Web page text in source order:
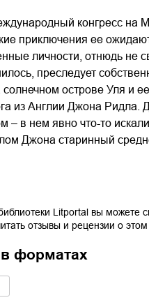
конгресс на
приключения ее
личности, отнюдь не
преследует
острове Уля и
из Англии Джона Ридла.
– в нем явно что-то
Джона старинный
Litportal вы можете
отзывы и рецензии о
в форматах